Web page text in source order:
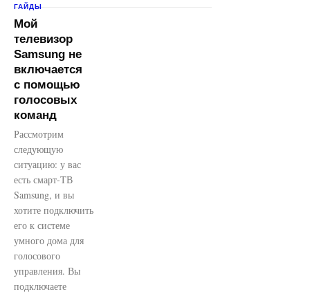
ГАЙДЫ
Мой
телевизор
Samsung не
включается
с помощью
голосовых
команд
Рассмотрим
следующую
ситуацию: у вас
есть смарт-ТВ
Samsung, и вы
хотите подключить
его к системе
умного дома для
голосового
управления. Вы
подключаете